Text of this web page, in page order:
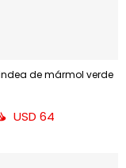
de mármol verde
USD 64